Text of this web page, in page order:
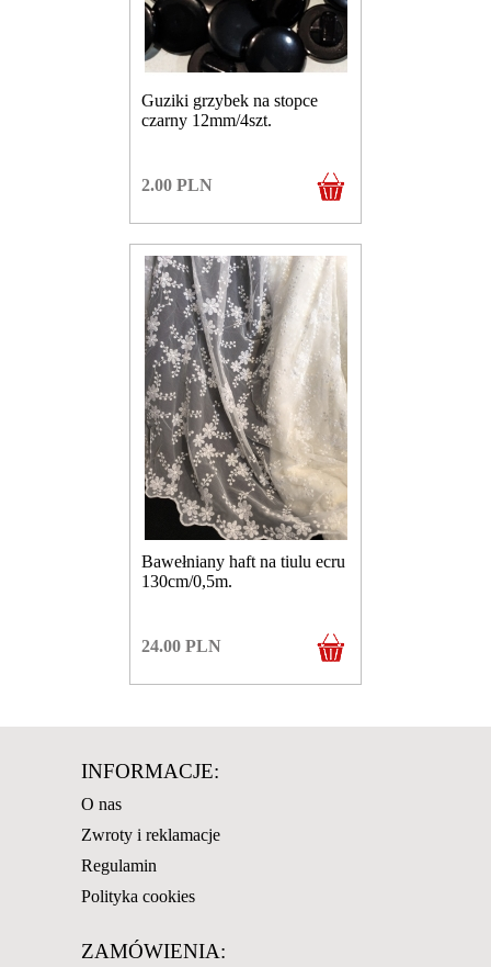
Guziki grzybek na stopce
czarny 12mm/4szt.
2.00 PLN
Bawełniany haft na tiulu ecru
130cm/0,5m.
24.00 PLN
INFORMACJE:
O nas
Zwroty i reklamacje
Regulamin
Polityka cookies
ZAMÓWIENIA: